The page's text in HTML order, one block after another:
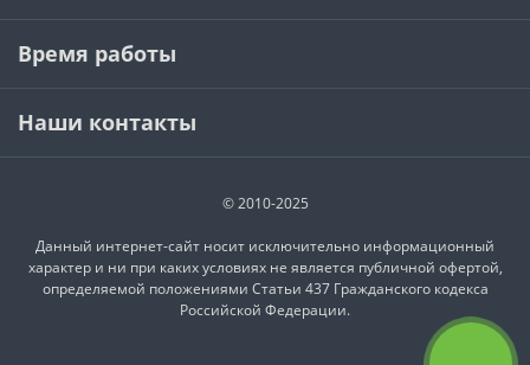
Время работы
Наши контакты
© 2010-2025
Данный интернет-сайт носит исключительно информационный
характер и ни при каких условиях не является публичной офертой,
определяемой положениями Статьи 437 Гражданского кодекса
Российской Федерации.